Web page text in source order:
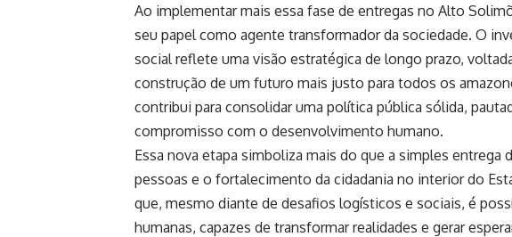
Ao implementar mais essa fase de entregas no Alto
seu papel como agente transformador da sociedade. O
social reflete uma visão estratégica de longo prazo,
construção de um futuro mais justo para todos os
contribui para consolidar uma política pública sólida,
compromisso com o desenvolvimento humano.
Essa nova etapa simboliza mais do que a simples entrega
pessoas e o fortalecimento da cidadania no interior do
que, mesmo diante de desafios logísticos e sociais, é
humanas, capazes de transformar realidades e gerar